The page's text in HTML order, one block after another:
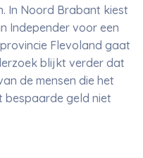
In Noord Brabant kiest
Independer voor een
Flevoland gaat
blijkt verder dat
de mensen die het
bespaarde geld niet